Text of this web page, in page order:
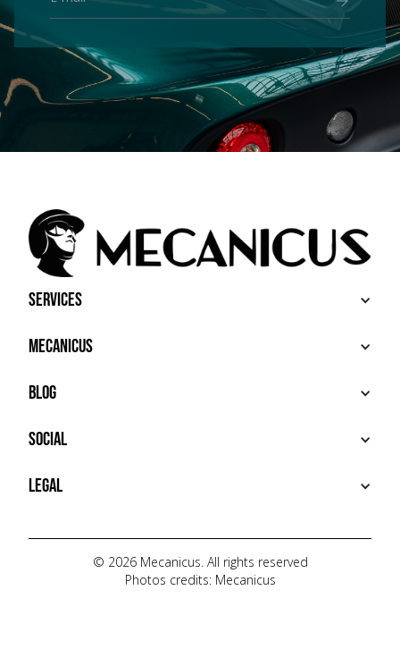
Services
BUY
SELL
ADDITIONAL SERVICES
Mecanicus
ABOUT
HOUSE MECANICUS
CONTACT
Blog
NEWS
VIDÉOS
Social
INSTAGRAM
TIKTOK
YOUTUBE
Legal
PRIVACY POLICY
© 2026 Mecanicus. All rights reserved
Photos credits: Mecanicus